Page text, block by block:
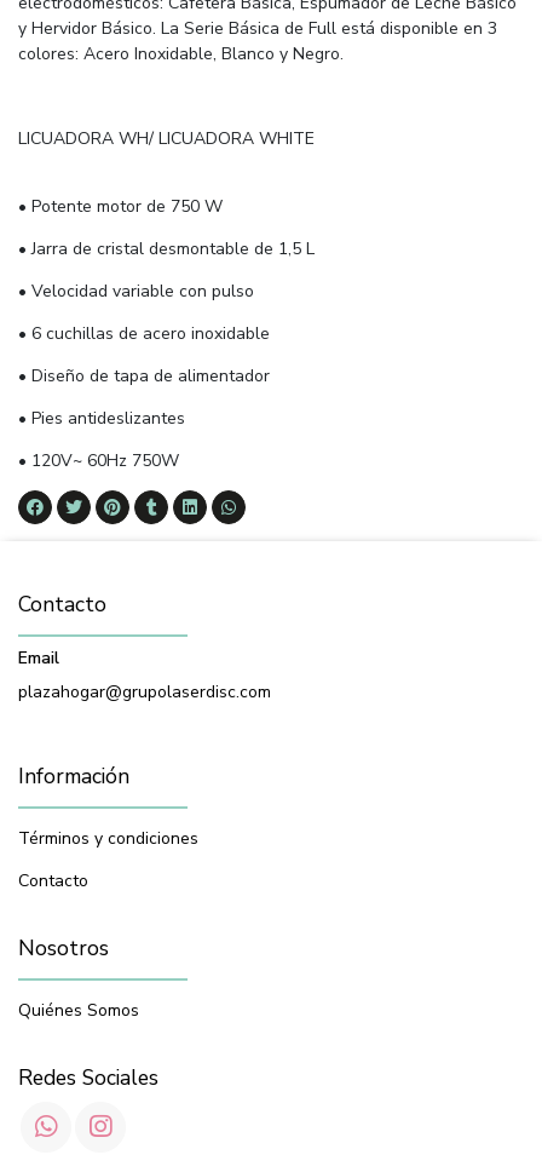
y Hervidor Básico. La Serie Básica de Full está disponible en 3
colores: Acero Inoxidable, Blanco y Negro.
LICUADORA WH/ LICUADORA WHITE
• Potente motor de 750 W
• Jarra de cristal desmontable de 1,5 L
• Velocidad variable con pulso
• 6 cuchillas de acero inoxidable
• Diseño de tapa de alimentador
• Pies antideslizantes
• 120V~ 60Hz 750W
Contacto
Email
plazahogar@grupolaserdisc.com
Información
Términos y condiciones
Contacto
Nosotros
Quiénes Somos
Redes Sociales